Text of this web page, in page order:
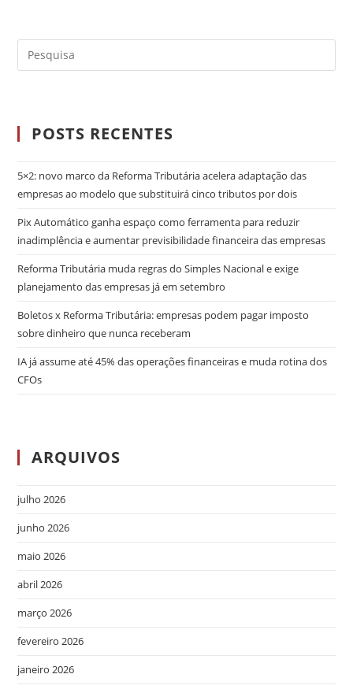
POSTS RECENTES
5×2: novo marco da Reforma Tributária acelera adaptação das
empresas ao modelo que substituirá cinco tributos por dois
Pix Automático ganha espaço como ferramenta para reduzir
inadimplência e aumentar previsibilidade financeira das empresas
Reforma Tributária muda regras do Simples Nacional e exige
planejamento das empresas já em setembro
Boletos x Reforma Tributária: empresas podem pagar imposto
sobre dinheiro que nunca receberam
IA já assume até 45% das operações financeiras e muda rotina dos
CFOs
ARQUIVOS
julho 2026
junho 2026
maio 2026
abril 2026
março 2026
fevereiro 2026
janeiro 2026